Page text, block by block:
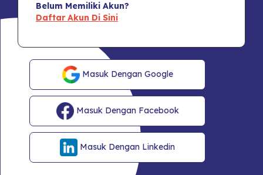
Belum Memiliki Akun?
Daftar Akun Di Sini
Masuk Dengan Google
Masuk Dengan Facebook
Masuk Dengan Linkedin